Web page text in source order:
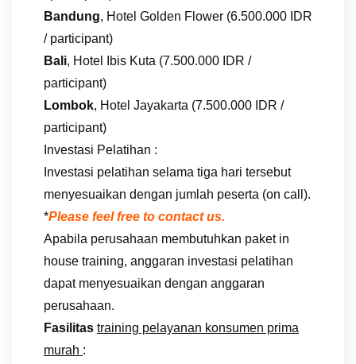
Bandung, Hotel Golden Flower (6.500.000 IDR
/ participant)
Bali, Hotel Ibis Kuta (7.500.000 IDR /
participant)
Lombok, Hotel Jayakarta (7.500.000 IDR /
participant)
Investasi Pelatihan :
Investasi pelatihan selama tiga hari tersebut
menyesuaikan dengan jumlah peserta (on call).
*Please feel free to contact us.
Apabila perusahaan membutuhkan paket in
house training, anggaran investasi pelatihan
dapat menyesuaikan dengan anggaran
perusahaan.
Fasilitas training pelayanan konsumen prima
murah :